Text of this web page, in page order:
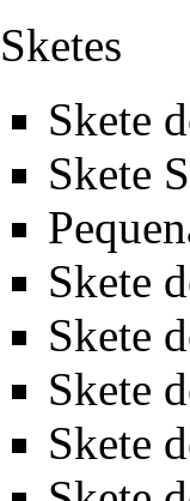
Sketes
Skete
Skete
Skete
Skete
Skete
Skete